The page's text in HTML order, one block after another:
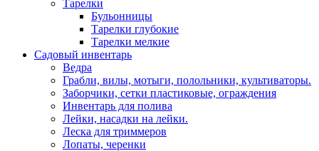
Тарелки
Бульонницы
Тарелки глубокие
Тарелки мелкие
Садовый инвентарь
Ведра
Грабли, вилы, мотыги, полольники, культиваторы.
Заборчики, сетки пластиковые, ограждения
Инвентарь для полива
Лейки, насадки на лейки.
Леска для триммеров
Лопаты, черенки